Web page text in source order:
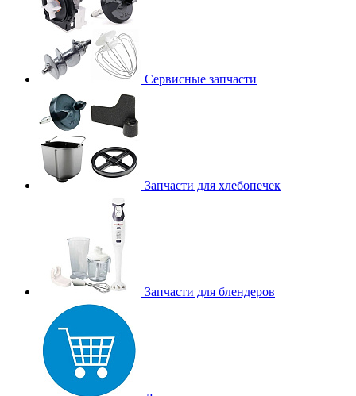
Сервисные запчасти
Запчасти для хлебопечек
Запчасти для блендеров